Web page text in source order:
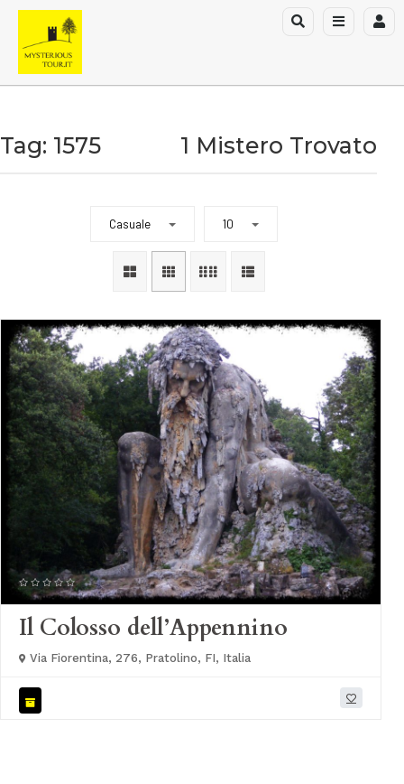
Tag: 1575 1 Mistero Trovato
Casuale 10
Il Colosso dell’Appennino
Via Fiorentina, 276, Pratolino, FI, Italia